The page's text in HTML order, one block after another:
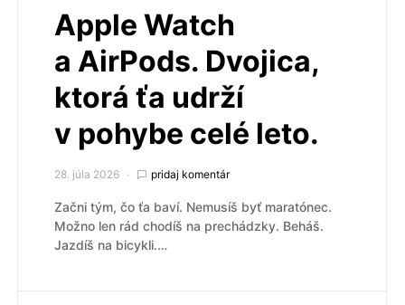
Apple Watch
a AirPods. Dvojica,
ktorá ťa udrží
v pohybe celé leto.
28. júla 2026 pridaj komentár
Začni tým, čo ťa baví. Nemusíš byť maratónec.
Možno len rád chodíš na prechádzky. Beháš.
Jazdíš na bicykli.…